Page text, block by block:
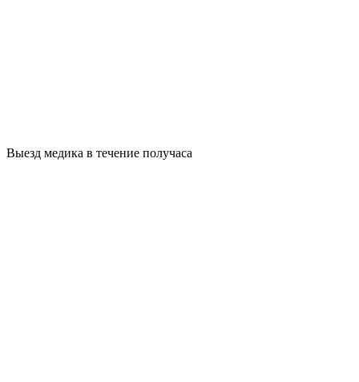
Выезд медика в течение получаса